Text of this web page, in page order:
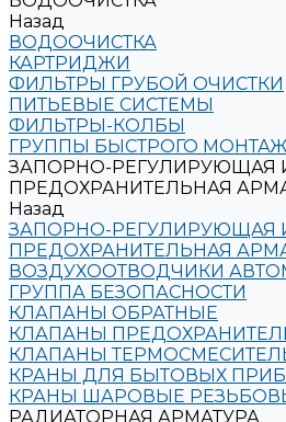
Назад
ВОДООЧИСТКА
КАРТРИДЖИ
ФИЛЬТРЫ ГРУБОЙ ОЧИСТКИ
ПИТЬЕВЫЕ СИСТЕМЫ
ФИЛЬТРЫ-КОЛБЫ
ГРУППЫ БЫСТРОГО
ЗАПОРНО-РЕГУЛИРУЮЩАЯ
ПРЕДОХРАНИТЕЛЬНАЯ
Назад
ЗАПОРНО-РЕГУЛИРУЮЩАЯ
ПРЕДОХРАНИТЕЛЬНАЯ
ВОЗДУХООТВОДЧИКИ
ГРУППА БЕЗОПАСНОСТИ
КЛАПАНЫ ОБРАТНЫЕ
КЛАПАНЫ
КЛАПАНЫ
КРАНЫ ДЛЯ БЫТОВЫХ
КРАНЫ ШАРОВЫЕ
РАДИАТОРНАЯ АРМАТУРА